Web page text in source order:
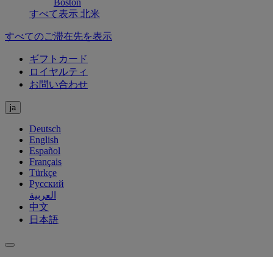
Boston
すべて表示 北米
すべてのご滞在先を表示
ギフトカード
ロイヤルティ
お問い合わせ
ja
Deutsch
English
Español
Français
Türkçe
Русский
العربية
中文
日本語